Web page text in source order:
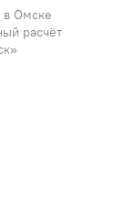
в Омске
расчёт